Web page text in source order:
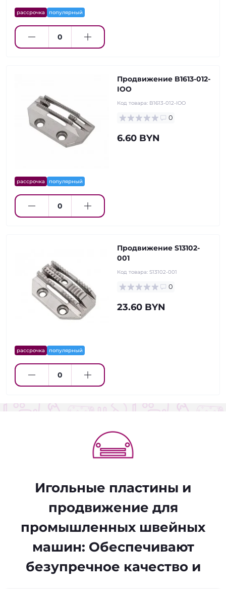
рассрочка популярный
рассрочка популярный
Продвижение B1613-012-
IOO
Код товара: B1613-012-IOO
0
6.60 BYN
рассрочка популярный
Продвижение S13102-
001
Код товара: S13102-001
0
23.60 BYN
Игольные пластины и
продвижение для
промышленных швейных
машин: Обеспечивают
безупречное качество и